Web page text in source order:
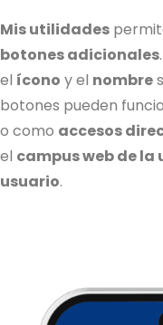
Mis utilidades
botones adicionales
el ícono y el nombre
botones pueden
o como accesos
el campus web de la
usuario.